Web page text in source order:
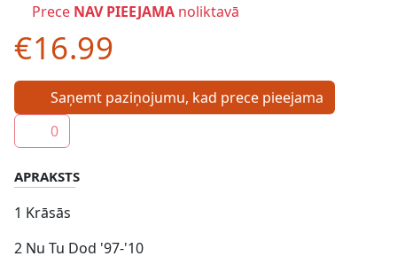
Prece NAV PIEEJAMA noliktavā
€16.99
Saņemt paziņojumu, kad prece pieejama
0
APRAKSTS
1 Krāsās
2 Nu Tu Dod '97-'10